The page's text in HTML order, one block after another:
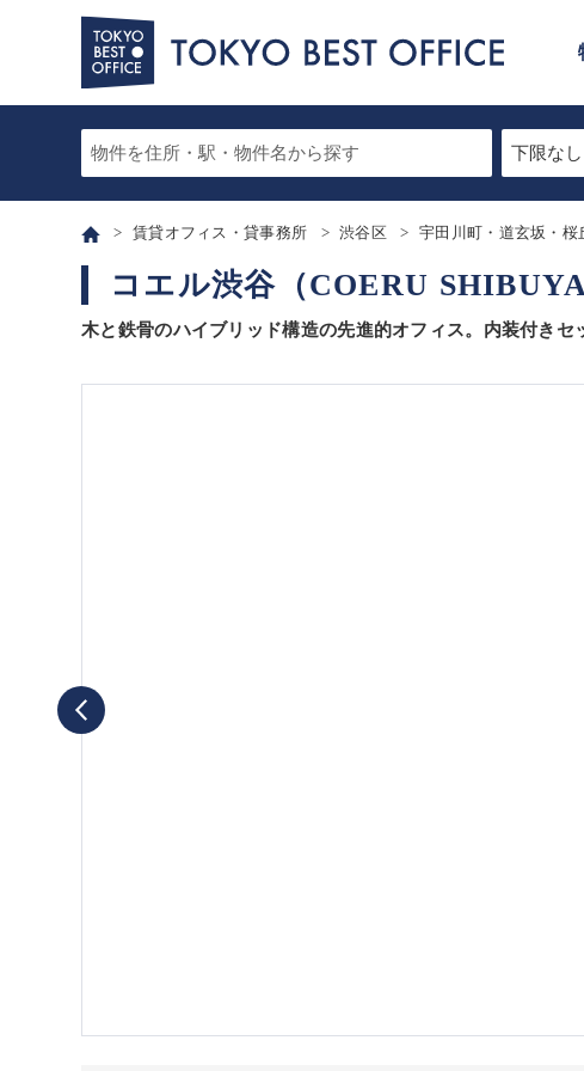
賃貸オフィス・貸事務所 渋谷区 宇田川町・道玄坂・
コエル渋谷（COERU SHIBUYA
木と鉄骨のハイブリッド構造の先進的オフィス。内装付きセ